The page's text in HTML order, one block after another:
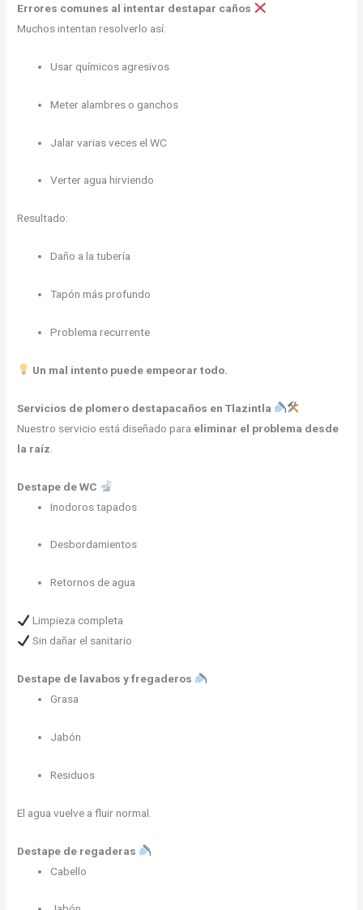
Errores comunes al intentar destapar caños
Muchos intentan resolverlo así:
Usar químicos agresivos
Meter alambres o ganchos
Jalar varias veces el WC
Verter agua hirviendo
Resultado:
Daño a la tubería
Tapón más profundo
Problema recurrente
Un mal intento puede empeorar todo.
Servicios de plomero destapacaños en Tlazintla
Nuestro servicio está diseñado para eliminar el problema desde
la raíz
Destape de WC
Inodoros tapados
Desbordamientos
Retornos de agua
Limpieza completa
Sin dañar el sanitario
Destape de lavabos y fregaderos
Grasa
Jabón
Residuos
El agua vuelve a fluir normal.
Destape de regaderas
Cabello